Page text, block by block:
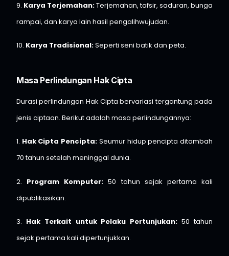
9. Karya Terjemahan:Terjemahan, tafsir, saduran, bunga
rampai, dan karya lain hasil pengalihwujudan.
10. Karya Tradisional:Seperti seni batik dan peta.
Masa Perlindungan Hak Cipta
Durasi perlindungan Hak Cipta bervariasi tergantung pada
jenis ciptaan. Berikut adalah masa perlindungannya:
1. Hak Cipta Pencipta: Seumur hidup pencipta ditambah
70 tahun setelah meninggal dunia.
2. Program Komputer: 50 tahun sejak pertama kali
dipublikasikan.
3. Hak Terkait untuk Pelaku Pertunjukan: 50 tahun
sejak pertama kali dipertunjukkan.